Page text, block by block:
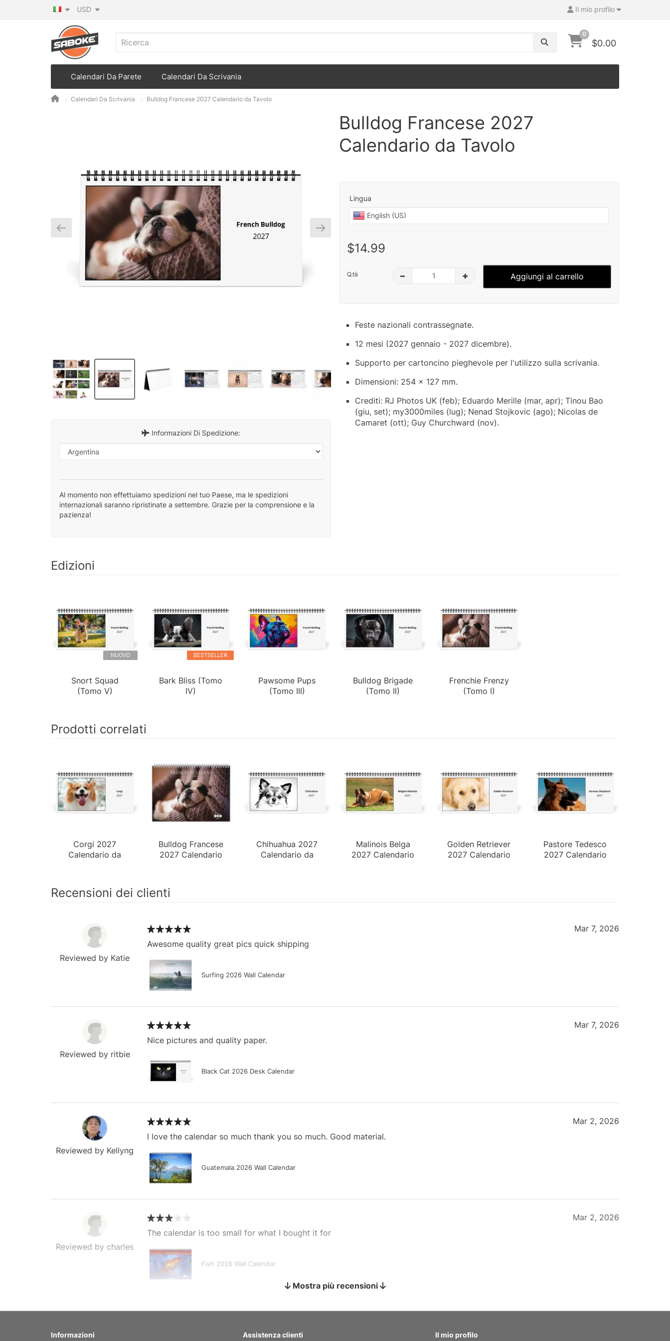
Il mio profilo
USD
0
$0.00
Calendari Da Parete Calendari Da Scrivania
Calendari Da Scrivania Bulldog Francese 2027 Calendario da Tavolo
Informazioni Di Spedizione:
Al momento non effettuiamo spedizioni nel tuo Paese, ma le spedizioni
internazionali saranno ripristinate a settembre. Grazie per la comprensione e la
pazienza!
Bulldog Francese 2027
Calendario da Tavolo
Lingua
$14.99
Q.tà – + Aggiungi al carrello
Feste nazionali contrassegnate.
12 mesi (2027 gennaio - 2027 dicembre).
Supporto per cartoncino pieghevole per l'utilizzo sulla scrivania.
Dimensioni: 254 x 127 mm.
Crediti: RJ Photos UK (feb); Eduardo Merille (mar, apr); Tinou Bao
(giu, set); my3000miles (lug); Nenad Stojkovic (ago); Nicolas de
Camaret (ott); Guy Churchward (nov).
Edizioni
NUOVO
Snort Squad
(Tomo V)
BESTSELLER
Bark Bliss (Tomo
IV)
Pawsome Pups
(Tomo III)
Bulldog Brigade
(Tomo II)
Frenchie Frenzy
(Tomo I)
Prodotti correlati
Corgi 2027
Calendario da
Bulldog Francese
2027 Calendario
Chihuahua 2027
Calendario da
Malinois Belga
2027 Calendario
Golden Retriever
2027 Calendario
Pastore Tedesco
2027 Calendario
Recensioni dei clienti
Reviewed by Katie
Awesome quality great pics quick shipping
Surfing 2026 Wall Calendar
Mar 7, 2026
Reviewed by ritbie
Nice pictures and quality paper.
Black Cat 2026 Desk Calendar
Mar 7, 2026
Reviewed by Kellyng
I love the calendar so much thank you so much. Good material.
Guatemala 2026 Wall Calendar
Mar 2, 2026
Reviewed by charles
The calendar is too small for what I bought it for
Fish 2026 Wall Calendar
Mar 2, 2026
Feb 20, 2026
Mostra più recensioni
Informazioni Assistenza clienti Il mio profilo